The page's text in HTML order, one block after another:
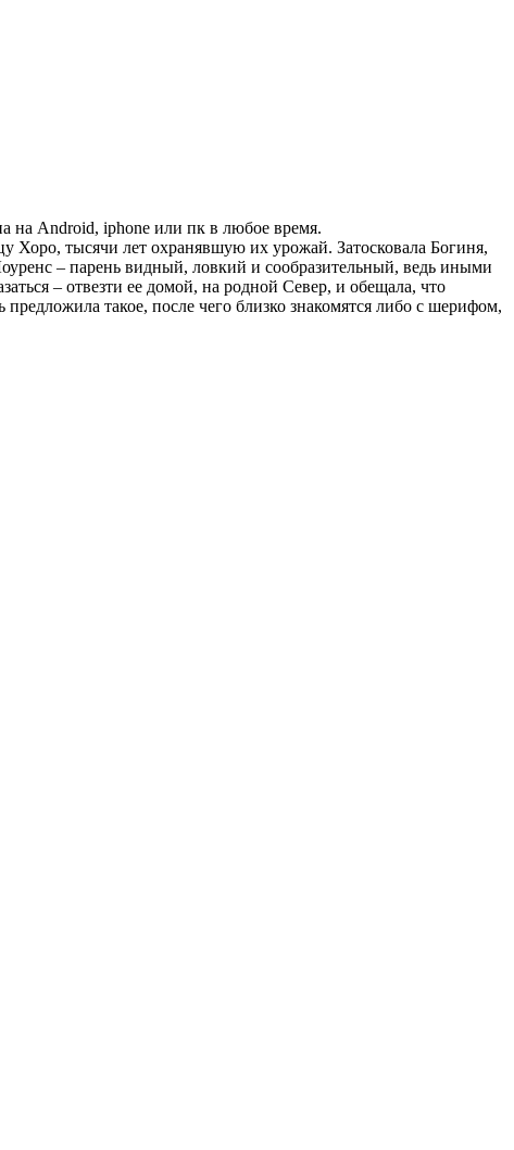
на Android, iphone или пк в любое время.
Хоро, тысячи лет охранявшую их урожай. Затосковала Богиня,
– парень видный, ловкий и сообразительный, ведь иными
– отвезти ее домой, на родной Север, и обещала, что
такое, после чего близко знакомятся либо с шерифом,